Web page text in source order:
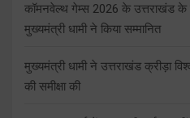
कॉमनवेल्थ गेम्स 2026 के उत्तराखंड के
मुख्यमंत्री धामी ने किया सम्मानित
मुख्यमंत्री धामी ने उत्तराखंड क्रीड़ा
की समीक्षा की